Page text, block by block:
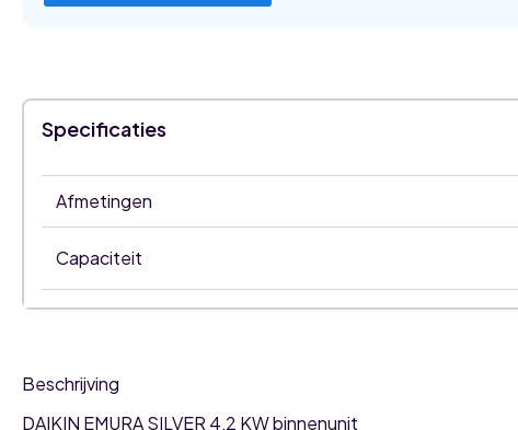
Specificaties
Afmetingen
Capaciteit
Beschrijving
DAIKIN EMURA SILVER 4,2 KW binnenunit